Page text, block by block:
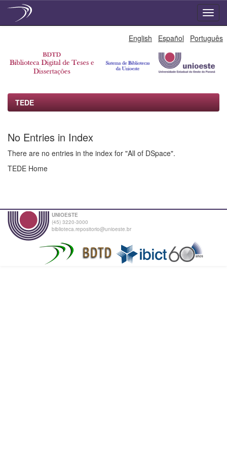
English Español Português
TEDE
No Entries in Index
There are no entries in the index for "All of DSpace".
TEDE Home
UNIOESTE
(45) 3220-3000
biblioteca.repositorio@unioeste.br